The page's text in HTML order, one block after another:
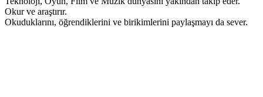
Okur ve araştırır.
Okuduklarını, öğrendiklerini ve birikimlerini paylaşmayı da sever.